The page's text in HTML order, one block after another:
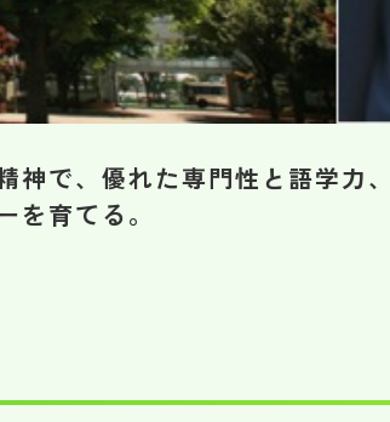
神で、優れた専門性と語学力
育てる。